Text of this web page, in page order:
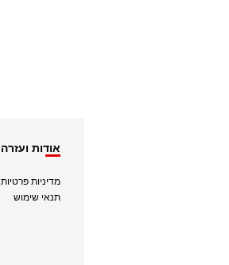
אודות ועזרה
מדיניות פרטיות
תנאי שימוש